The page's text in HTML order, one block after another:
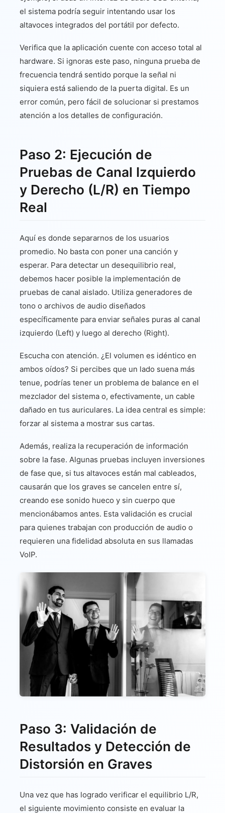
el sistema podría seguir intentando usar los
altavoces integrados del portátil por defecto.
Verifica que la aplicación cuente con acceso total al
hardware. Si ignoras este paso, ninguna prueba de
frecuencia tendrá sentido porque la señal ni
siquiera está saliendo de la puerta digital. Es un
error común, pero fácil de solucionar si prestamos
atención a los detalles de configuración.
Paso 2: Ejecución de
Pruebas de Canal Izquierdo
y Derecho (L/R) en Tiempo
Real
Aquí es donde separarnos de los usuarios
promedio. No basta con poner una canción y
esperar. Para detectar un desequilibrio real,
debemos hacer posible la implementación de
pruebas de canal aislado. Utiliza generadores de
tono o archivos de audio diseñados
específicamente para enviar señales puras al canal
izquierdo (Left) y luego al derecho (Right).
Escucha con atención. ¿El volumen es idéntico en
ambos oídos? Si percibes que un lado suena más
tenue, podrías tener un problema de balance en el
mezclador del sistema o, efectivamente, un cable
dañado en tus auriculares. La idea central es simple:
forzar al sistema a mostrar sus cartas.
Además, realiza la recuperación de información
sobre la fase. Algunas pruebas incluyen inversiones
de fase que, si tus altavoces están mal cableados,
causarán que los graves se cancelen entre sí,
creando ese sonido hueco y sin cuerpo que
mencionábamos antes. Esta validación es crucial
para quienes trabajan con producción de audio o
requieren una fidelidad absoluta en sus llamadas
VoIP.
Paso 3: Validación de
Resultados y Detección de
Distorsión en Graves
Una vez que has logrado verificar el equilibrio L/R,
el siguiente movimiento consiste en evaluar la